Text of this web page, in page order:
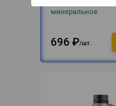
минеральное
696 ₽ шт.